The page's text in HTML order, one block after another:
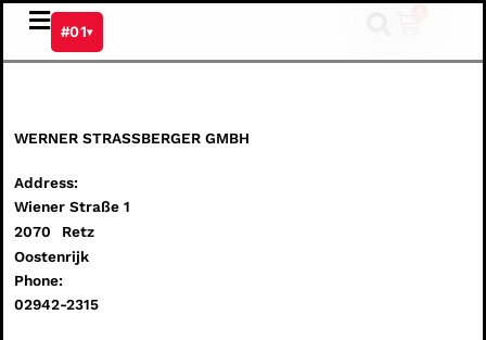
de
#01▾
WERNER STRASSBERGER GMBH
Address:
Wiener Straße 1
2070
Retz
Oostenrijk
Phone:
02942-2315